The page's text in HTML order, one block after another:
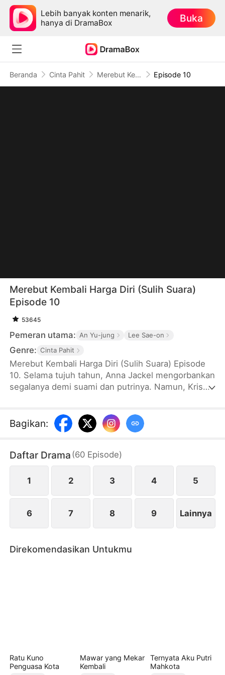
Lebih banyak konten menarik,
hanya di DramaBox
Buka
Beranda Cinta Pahit Merebut Kembali Harga Diri (Sulih Suara) Episode 10
Merebut Kembali Harga Diri (Sulih Suara)
Episode 10
53645
Pemeran utama: An Yu-jung Lee Sae-on
Genre: Cinta Pahit
Merebut Kembali Harga Diri (Sulih Suara) Episode
10. Selama tujuh tahun, Anna Jackel mengorbankan
segalanya demi suami dan putrinya. Namun, Kris
tahunnya, Anna akhinya menyadari bahwa suami
dan putrinya lebih memilih adiknya sendiri sebagai
memutus semua ikatan dengan Keluarga Salim, dan
bangkit untuk merebut kembali harga diri serta
hidup yang pantas dia miliki.
Bagikan:
Daftar Drama (60 Episode)
1 2 3 4 5
6 7 8 9 Lainnya
Direkomendasikan Untukmu
Ratu Kuno
Penguasa Kota
Mawar yang Mekar
Kembali
Ternyata Aku Putri
Mahkota